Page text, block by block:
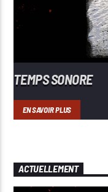
TEMPS SONORE
EN SAVOIR PLUS
ACTUELLEMENT